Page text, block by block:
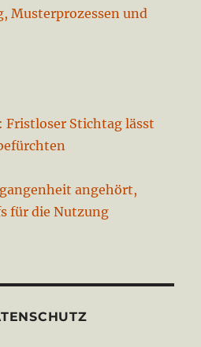
Musterprozessen und
Fristloser Stichtag lässt
angehört,
für die Nutzung